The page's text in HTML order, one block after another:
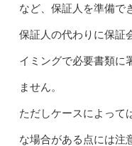
など、保証人を準備で
保証人の代わりに保証
イミングで必要書類に
ません。
ただしケースによって
な場合がある点には注